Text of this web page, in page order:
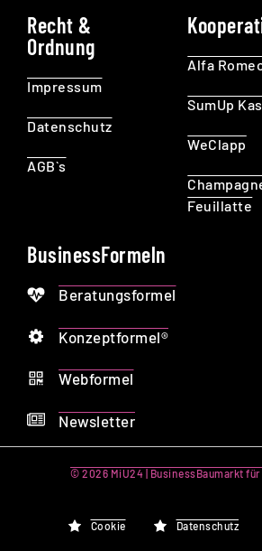
Recht &
Ordnung
Impressum
Datenschutz
AGB`s
Alfa
SumUp
WeClapp
Feuillatte
BusinessFormeln
Beratungsformel
Konzeptformel®
Webformel
Newsletter
© 2026 MiU24 | BusinessBaumarkt
Cookie Datenschutz